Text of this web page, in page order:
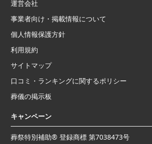
運営会社
事業者向け・掲載情報について
個人情報保護方針
利用規約
サイトマップ
口コミ・ランキングに関するポリシー
葬儀の掲示板
キャンペーン
葬祭特別補助® 登録商標 第7038473号